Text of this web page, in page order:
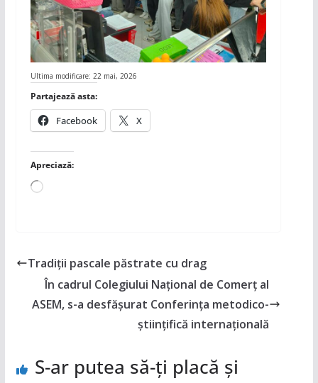
Ultima modificare: 22 mai, 2026
Partajează asta:
Facebook X
Apreciază:
Încarc...
Tradiții pascale păstrate cu drag
În cadrul Colegiului Național de Comerț al
ASEM, s-a desfășurat Conferința metodico-
științifică internațională
S-ar putea să-ți placă și